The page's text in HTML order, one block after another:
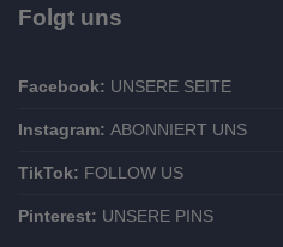
Folgt uns
Facebook: UNSERE SEITE
Instagram: ABONNIERT UNS
TikTok: FOLLOW US
Pinterest: UNSERE PINS